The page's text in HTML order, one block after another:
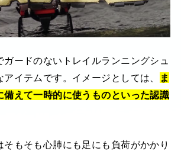
ガードのないトレイルランニングシュ
イテムです。イメージとしては、
ま
備えて一時的に使うものといった認識
そもそも心肺にも足にも負荷がかかり